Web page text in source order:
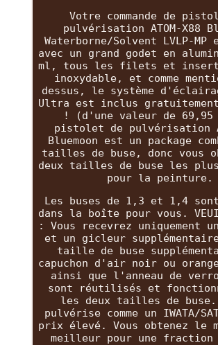
Votre commande de
pulvérisation ATOM-X88
Waterborne/Solvent LVLP-
avec un grand godet en
ml, tous les filets et
inoxydable, et comme
dessus, le système
Ultra est inclus
! (d'une valeur de
pistolet de pulvérisation
Bluemoon est un package
tailles de buse, donc vous
deux tailles de buse les
pour la peinture.
Les buses de 1,3 et 1,4
dans la boîte pour vous.
: Vous recevrez uniquement
et un gicleur
taille de buse
capuchon d'air noir ou
ainsi que l'anneau de
sont réutilisés et
les deux tailles de buse.
pulvérise comme un IWATA/
prix élevé. Vous obtenez le
meilleur pour une fraction